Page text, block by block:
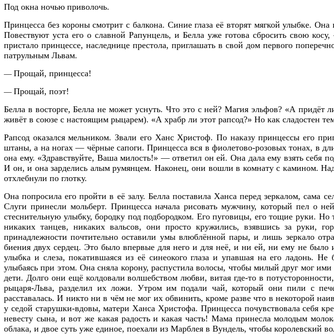
Под окна ночью приволочь.
Принцесса без короны смотрит с балкона. Синие глаза её вторят мягкой улыбке.
Повествуют уста его о славной Рапунцель, и Белла уже готова сбросить свою
пристало принцессе, наследнице престола, приглашать в свой дом первого
патрульным Львам.
— Прощай, принцесса!
— Прощай, поэт!
Белла в восторге, Белла не может уснуть. Что это с ней? Магия эльфов? «А
живёт в союзе с настоящим рыцарем). «А храбр ли этот рапсод?» Но как сладостен
Рапсод оказался мельником. Звали его Ханс Христоф. По наказу принцессы его
штаны, а на ногах — чёрные сапоги. Принцесса вся в фиолетово-розовых тонах, в
она ему. «Здравствуйте, Ваша милость!» — ответил он ей. Она дала ему взять
И он, и она зарделись алым румянцем. Наконец, они вошли в комнату с камином.
отхлебнули по глотку.
Она попросила его пройти в её залу. Белла поставила Ханса перед зеркалом, сама
Слуги принесли мольберт. Принцесса начала рисовать мужчину, который пел о
стеснительную улыбку, бородку под подбородком. Его пуговицы, его тощие руки.
никаких танцев, никаких вальсов, они просто кружились, взявшись за руки,
принадлежности почтительно оставили умы влюблённой пары, и лишь зеркало
биения двух сердец. Это было впервые для него и для неё, и ни ей, ни ему не
улыбка и слеза, покатившаяся из её синеокого глаза и упавшая на его ладонь.
улыбаясь при этом. Она сняла корону, распустила волосы, чтобы милый друг мог
дети. Долго они ещё колдовали волшебством любви, витая где-то в
рыцаря-Льва, разделил их ложи. Утром им подали чай, который они пили с
расставалась. И никто ни в чём не мог их обвинить, кроме разве что в некоторой
у седой старушки-вдовы, матери Ханса Христофа. Принцесса почувствовала себя
невесту сына, и вот же какая радость и какая часть! Мама принесла молодым
облака, и двое суть уже единое, поехали из Марблея в Вундель, чтобы королевский